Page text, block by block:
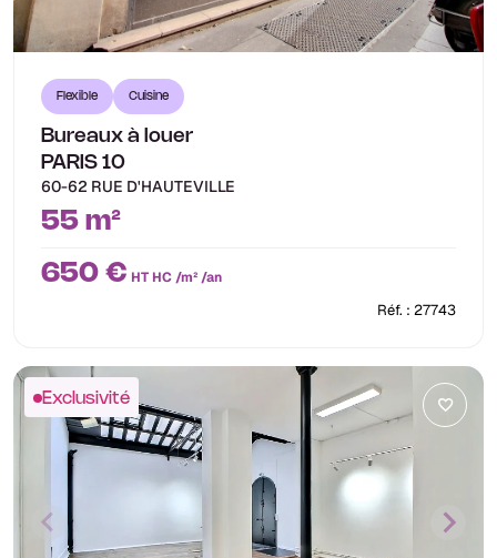
Flexible Cuisine
Bureaux à louer
PARIS 10
60-62 RUE D'HAUTEVILLE
55 m²
650 € HT HC /m² /an
Réf. : 27743
Exclusivité